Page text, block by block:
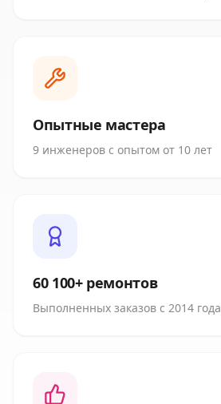
Опытные мастера
9 инженеров с опытом от 10 лет
60 100+ ремонтов
Выполненных заказов с 2014 года